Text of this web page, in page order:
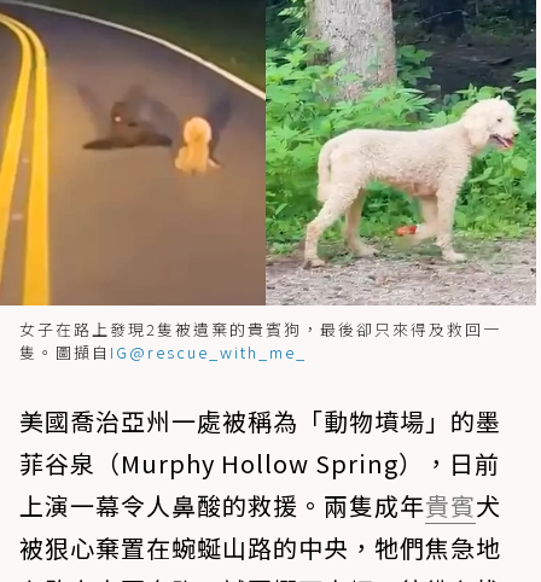
女子在路上發現2隻被遺棄的貴賓狗，最後卻只來得及救回一
隻。圖擷自 IG@rescue_with_me_
美國喬治亞州一處被稱為「動物墳場」的墨
菲谷泉（Murphy Hollow Spring），日前
上演一幕令人鼻酸的救援。兩隻成年貴賓犬
被狠心棄置在蜿蜒山路的中央，牠們焦急地